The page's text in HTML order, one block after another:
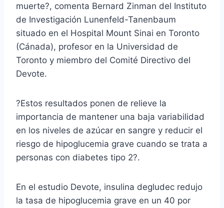
muerte?, comenta Bernard Zinman del Instituto
de Investigación Lunenfeld-Tanenbaum
situado en el Hospital Mount Sinai en Toronto
(Cánada), profesor en la Universidad de
Toronto y miembro del Comité Directivo del
Devote.
?Estos resultados ponen de relieve la
importancia de mantener una baja variabilidad
en los niveles de azúcar en sangre y reducir el
riesgo de hipoglucemia grave cuando se trata a
personas con diabetes tipo 2?.
En el estudio Devote, insulina degludec redujo
la tasa de hipoglucemia grave en un 40 por